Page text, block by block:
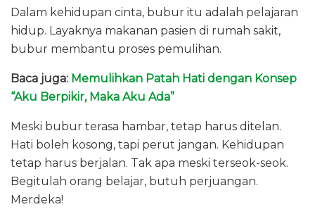
Dalam kehidupan cinta, bubur itu adalah pelajaran
hidup. Layaknya makanan pasien di rumah sakit,
bubur membantu proses pemulihan.
Baca juga: Memulihkan Patah Hati dengan Konsep
“Aku Berpikir, Maka Aku Ada”
Meski bubur terasa hambar, tetap harus ditelan.
Hati boleh kosong, tapi perut jangan. Kehidupan
tetap harus berjalan. Tak apa meski terseok-seok.
Begitulah orang belajar, butuh perjuangan.
Merdeka!